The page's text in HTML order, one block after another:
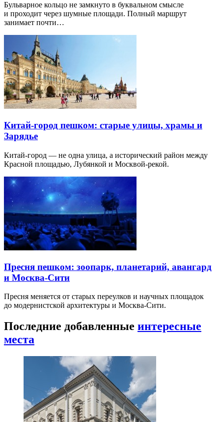
Бульварное кольцо не замкнуто в буквальном смысле
и проходит через шумные площади. Полный маршрут
занимает почти…
Китай-город пешком: старые улицы, храмы и
Зарядье
Китай-город — не одна улица, а исторический район между
Красной площадью, Лубянкой и Москвой-рекой.
Пресня пешком: зоопарк, планетарий, авангард
и Москва-Сити
Пресня меняется от старых переулков и научных площадок
до модернистской архитектуры и Москва-Сити.
Последние добавленные интересные
места